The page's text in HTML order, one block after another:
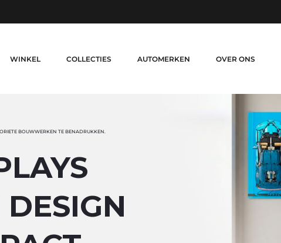
WINKEL COLLECTIES AUTOMERKEN OVER ONS
BOUWWERKEN TE BENADRUKKEN.